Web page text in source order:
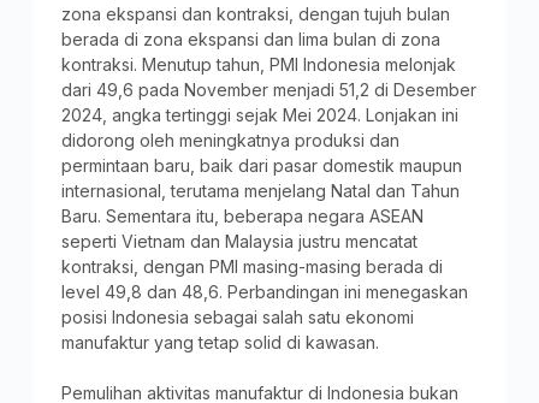
zona ekspansi dan kontraksi, dengan tujuh bulan
berada di zona ekspansi dan lima bulan di zona
kontraksi. Menutup tahun, PMI Indonesia melonjak
dari 49,6 pada November menjadi 51,2 di Desember
2024, angka tertinggi sejak Mei 2024. Lonjakan ini
didorong oleh meningkatnya produksi dan
permintaan baru, baik dari pasar domestik maupun
internasional, terutama menjelang Natal dan Tahun
Baru. Sementara itu, beberapa negara ASEAN
seperti Vietnam dan Malaysia justru mencatat
kontraksi, dengan PMI masing-masing berada di
level 49,8 dan 48,6. Perbandingan ini menegaskan
posisi Indonesia sebagai salah satu ekonomi
manufaktur yang tetap solid di kawasan.
Pemulihan aktivitas manufaktur di Indonesia bukan